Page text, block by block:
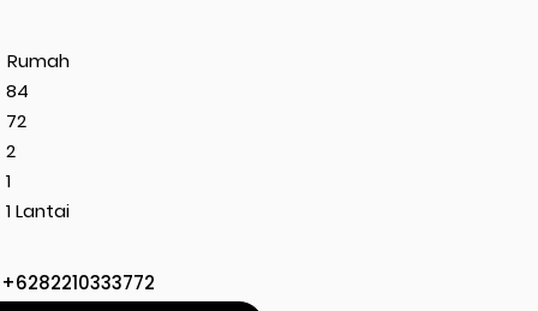
Rumah
84
72
2
1
1 Lantai
+6282210333772